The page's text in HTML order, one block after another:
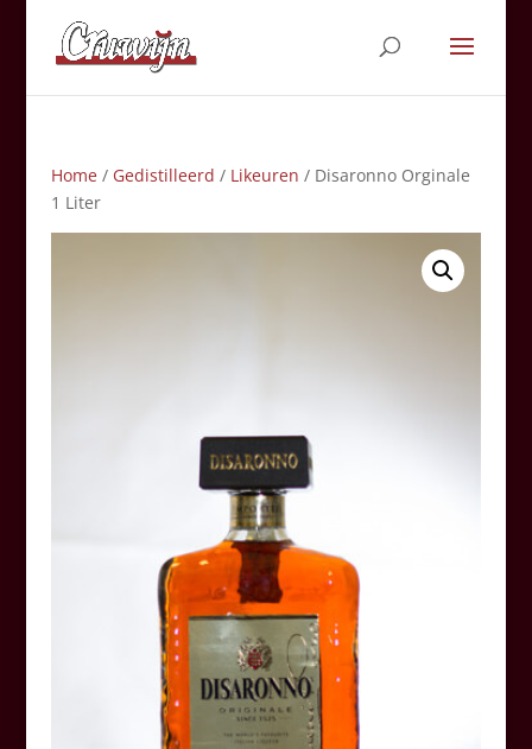
Home/ Gedistilleerd / Likeuren / Disaronno Orginale
1 Liter